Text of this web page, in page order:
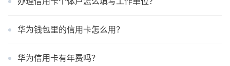
华为钱包里的信用卡怎么用？
华为信用卡有年费吗？